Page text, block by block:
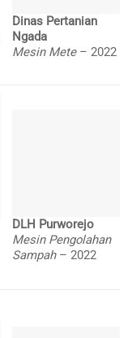
Dinas Pertanian
Ngada
Mesin Mete – 2022
DLH Purworejo
Mesin Pengolahan
Sampah – 2022